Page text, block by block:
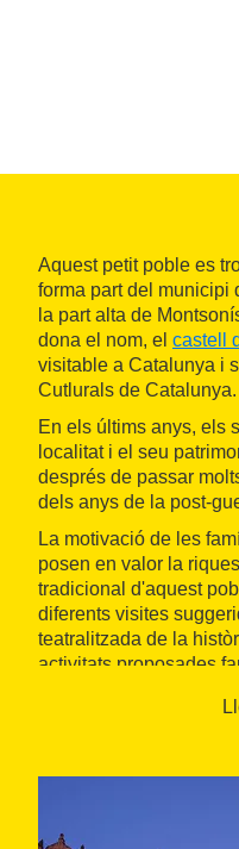
Aquest petit poble es
forma part del municipi
la part alta de
dona el nom, el castell
visitable a Catalunya i
Cutlurals de Catalunya.
En els últims anys, els
localitat i el seu
després de passar
dels anys de la post-
La motivació de les
posen en valor la
tradicional d'aquest
diferents visites
teatralitzada de la
activitats proposades